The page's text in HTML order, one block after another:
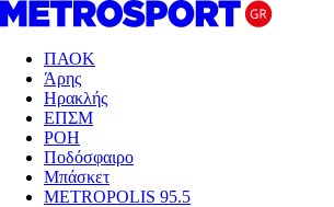
ΠΑΟΚ
Άρης
Ηρακλής
ΕΠΣΜ
ΡΟΗ
Ποδόσφαιρο
Μπάσκετ
METROPOLIS 95.5